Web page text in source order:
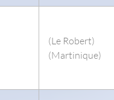
(Le Robert)
(Martinique)